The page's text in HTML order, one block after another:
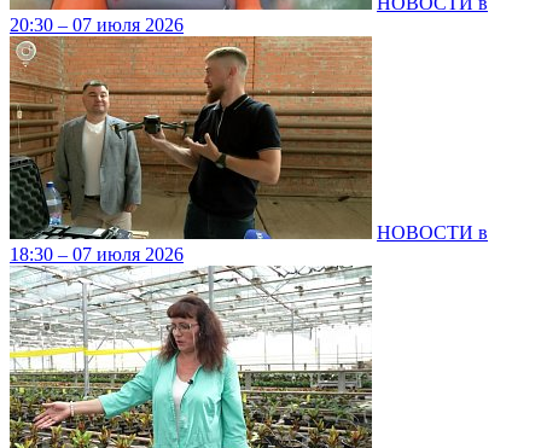
20:30 – 07 июля 2026
НОВОСТИ в
18:30 – 07 июля 2026